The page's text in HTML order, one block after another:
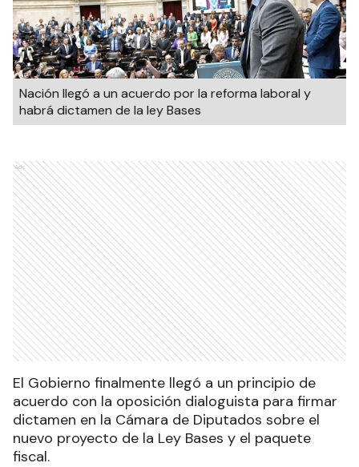
Nación llegó a un acuerdo por la reforma laboral y
habrá dictamen de la ley Bases
Ads
El Gobierno finalmente llegó a un principio de
acuerdo con la oposición dialoguista para firmar
dictamen en la Cámara de Diputados sobre el
nuevo proyecto de la Ley Bases y el paquete
fiscal.